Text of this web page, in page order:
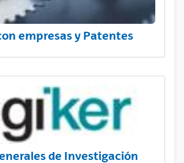
empresas y Patentes
de Investigación